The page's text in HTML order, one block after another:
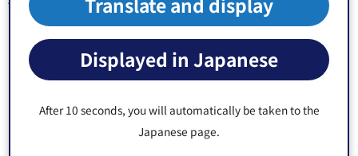
Displayed in Japanese
After 10 seconds, you will automatically be taken to the
Japanese page.
マイページ「予約履歴一覧」からご確認ください。
（当選者の方）申し込みキャンセル
セミナー開催の7日前まで、申し込みキャンセルが可能で
ください。